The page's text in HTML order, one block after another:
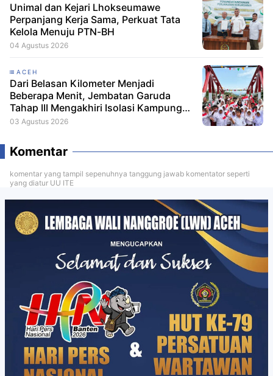
Unimal dan Kejari Lhokseumawe
Perpanjang Kerja Sama, Perkuat Tata
Kelola Menuju PTN-BH
04 Agustus 2026
ACEH
Dari Belasan Kilometer Menjadi
Beberapa Menit, Jembatan Garuda
Tahap III Mengakhiri Isolasi Kampung
Tempel
03 Agustus 2026
Komentar
komentar yang tampil sepenuhnya tanggung jawab komentator seperti
yang diatur UU ITE